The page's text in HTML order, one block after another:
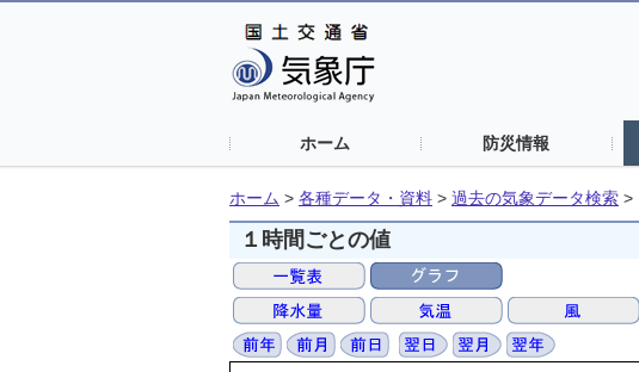
ホーム 防災情報
ホーム > 各種データ・資料 > 過去の気象データ検索 >
１時間ごとの値